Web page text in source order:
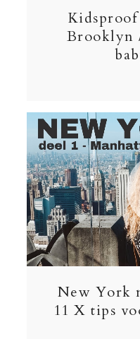
Brooklyn
New York
11 X tips